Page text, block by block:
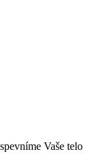
Vaše telo